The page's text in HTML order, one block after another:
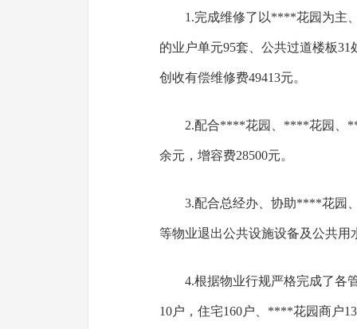
1.完成维修了以****花园为
的业户单元95套、公共过道楼板
创收有偿维修费49413元。
2.配合****花园、****花园、
余元，增容费28500元。
3.配合总经办、协助****花园
等物业退出公共设施设备及公共用
4.根据物业行规严格完成了各
10户，住宅160户、****花园商户